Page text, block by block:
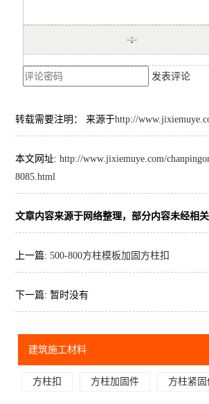
发表评论
转载需要注明： 来源于http://
本文网址: http://www.jixiemuye.com/
8085.html
文章内容来源于网络整理，部分内容未经相
上一篇: 500-800方柱模板加固方柱扣
下一篇: 暂时没有
建筑施工材料
方柱扣 方柱加固件 方柱紧固